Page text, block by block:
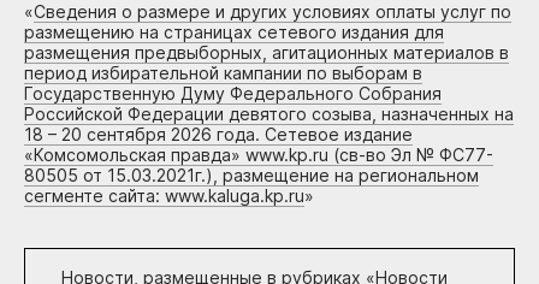
«Сведения о размере и других условиях оплаты услуг по
размещению на страницах сетевого издания для
размещения предвыборных, агитационных материалов в
период избирательной кампании по выборам в
Государственную Думу Федерального Собрания
Российской Федерации девятого созыва, назначенных на
18 – 20 сентября 2026 года. Сетевое издание
«Комсомольская правда» www.kp.ru (св-во Эл № ФС77-
80505 от 15.03.2021г.), размещение на региональном
сегменте сайта: www.kaluga.kp.ru»
Новости, размещенные в рубриках «Новости